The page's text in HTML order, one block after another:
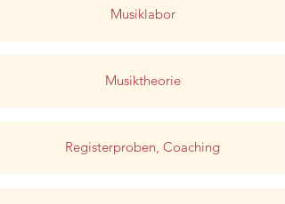
Musiklabor
Musiktheorie
Registerproben, Coaching